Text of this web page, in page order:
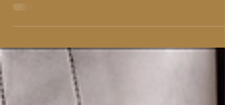
cinglante. Loin de s'effacer, la "Big Apple" est
précédent, un véritable « land rush » où les géants du
luxe injectent des milliards de dollars pour devenir
propriétaires de leur destin